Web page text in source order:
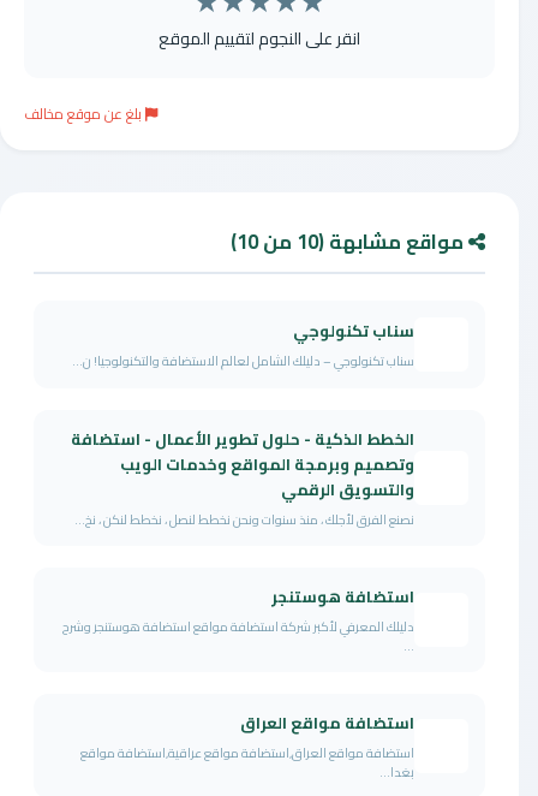
انقر على النجوم لتقييم الموقع
بلغ عن موقع مخالف
مواقع مشابهة (10 من 10)
سناب تكنولوجي
سناب تكنولوجي – دليلك الشامل لعالم الاستضافة والتكنولوجيا! ن...
الخطط الذكية - حلول تطوير الأعمال - استضافة
وتصميم وبرمجة المواقع وخدمات الويب
والتسويق الرقمي
نصنع الفرق لأجلك ، منذ سنوات ونحن نخطط لنصل ، نخطط لنكن ، نخ...
استضافة هوستنجر
دليلك المعرفي لأكبر شركة استضافة مواقع استضافة هوستنجر وشرح
...
استضافة مواقع العراق
استضافة مواقع العراق,استضافة مواقع عراقية,استضافة مواقع
بغدا...